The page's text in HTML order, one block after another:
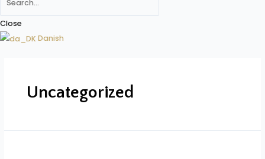
Close
Danish
Uncategorized